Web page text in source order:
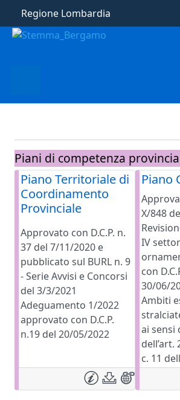
Regione Lombardia
Piani di competenza
Piano Territoriale di
Coordinamento
Provinciale
Approvato con D.C.P. n.
37 del 7/11/2020 e
pubblicato sul BURL n. 9
- Serie Avvisi e Concorsi
del 3/3/2021
Adeguamento 1/2022
approvato con D.C.P.
n.19 del 20/05/2022
Piano
X/848
IV
con
30/06/
Ambiti
ai sensi
dell’art.
c. 11